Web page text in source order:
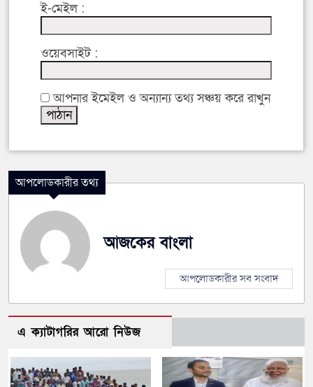
ই-মেইল :
ওয়েবসাইট :
আপনার ইমেইল ও অন্যান্য তথ্য সঞ্চয় করে রাখুন
আপলোডকারীর তথ্য
আজকের বাংলা
আপলোডকারীর সব সংবাদ
এ ক্যাটাগরির আরো নিউজ